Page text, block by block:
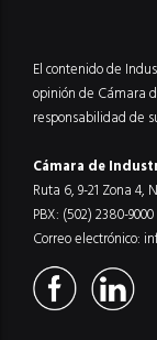
El contenido de
opinión de Cámara
responsabilidad de
Cámara de
Ruta 6, 9-21 Zona 4,
PBX: (502) 2380-9000
Correo electrónico: